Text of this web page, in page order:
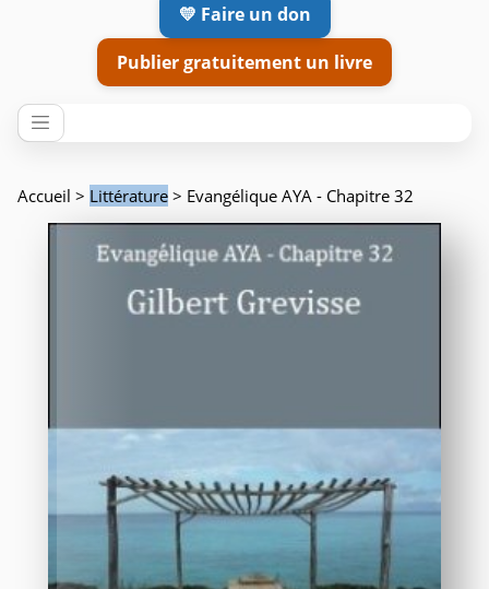
💛 Faire un don
Publier gratuitement un livre
Accueil > Littérature > Evangélique AYA - Chapitre 32